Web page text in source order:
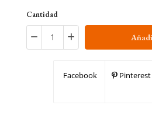
Cantidad
Facebook Pinterest